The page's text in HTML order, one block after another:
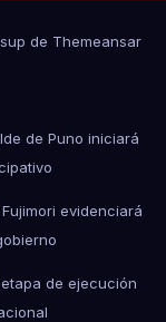
de Themeansar
de Puno iniciará
evidenciará
de ejecución